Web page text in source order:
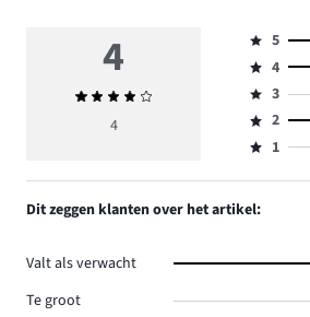
4
Gemiddelde
beoordeling
4
5,
aantal
reviews
2.
5
4,
aantal
reviews
4
3,
aantal
3
2,
1.
2
1,
aantal
reviews
1
Dit zeggen klanten over het artikel:
Valt als verwacht
Te groot